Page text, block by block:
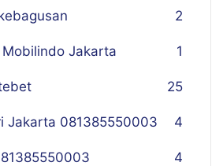
2
Jakarta 1
25
Jakarta 081385550003 4
4